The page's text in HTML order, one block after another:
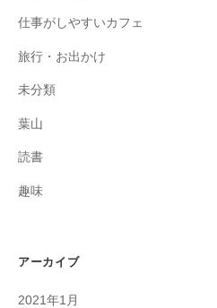
仕事がしやすいカフェ
旅行・お出かけ
未分類
葉山
読書
趣味
アーカイブ
2021年1月